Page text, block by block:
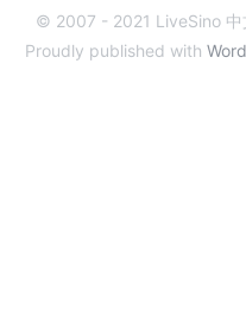
© 2007 - 2021 LiveSino 中
Proudly published with